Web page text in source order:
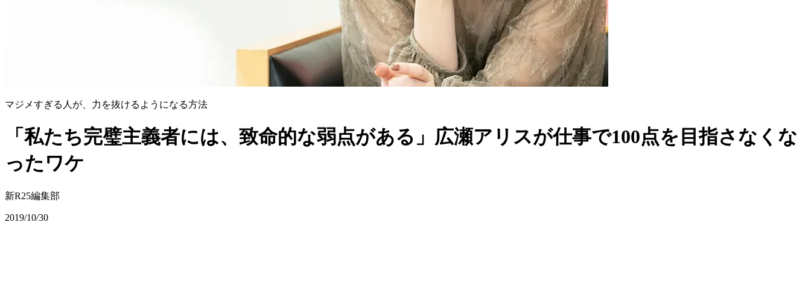
マジメすぎる人が、力を抜けるようになる方法
「私たち完璧主義者には、致命的な弱点がある」広瀬アリスが仕事で100点を目指さなくな
ったワケ
新R25編集部
2019/10/30